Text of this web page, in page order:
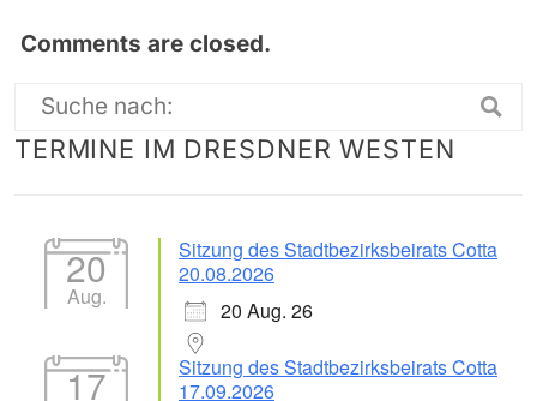
Comments are closed.
Suche
nach:
TERMINE IM DRESDNER WESTEN
20
Aug.
Sitzung des Stadtbezirksbeirats Cotta
20.08.2026
20 Aug. 26
17
Sitzung des Stadtbezirksbeirats Cotta
17.09.2026